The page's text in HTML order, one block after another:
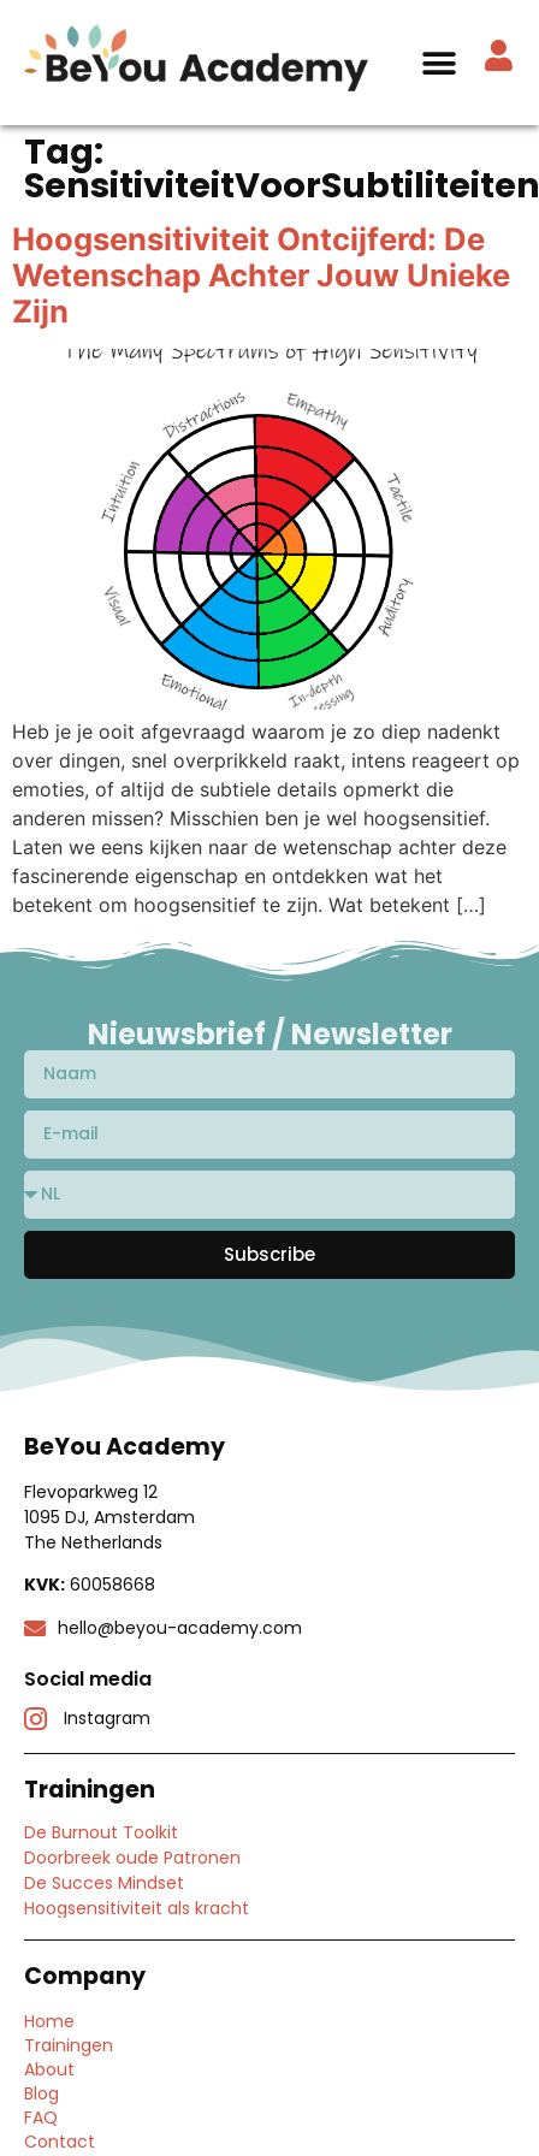
Tag:
SensitiviteitVoorSubtiliteiten
Hoogsensitiviteit Ontcijferd: De
Wetenschap Achter Jouw Unieke
Zijn
Heb je je ooit afgevraagd waarom je zo diep nadenkt
over dingen, snel overprikkeld raakt, intens reageert op
emoties, of altijd de subtiele details opmerkt die
anderen missen? Misschien ben je wel hoogsensitief.
Laten we eens kijken naar de wetenschap achter deze
fascinerende eigenschap en ontdekken wat het
betekent om hoogsensitief te zijn. Wat betekent […]
Nieuwsbrief / Newsletter
Subscribe
BeYou Academy
Flevoparkweg 12
1095 DJ, Amsterdam
The Netherlands
KVK: 60058668
hello@beyou-academy.com
Social media
Instagram
Trainingen
De Burnout Toolkit
Doorbreek oude Patronen
De Succes Mindset
Hoogsensitiviteit als kracht
Company
Home
Trainingen
About
Blog
FAQ
Contact